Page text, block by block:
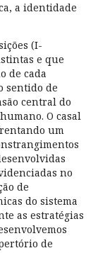
a identidade
(I-
e que
de cada
sentido de
central do
O casal
um
no
de
do sistema
as estratégias
de